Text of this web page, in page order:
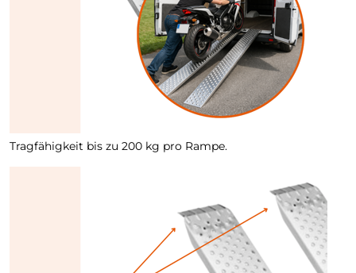
Tragfähigkeit bis zu 200 kg pro Rampe.